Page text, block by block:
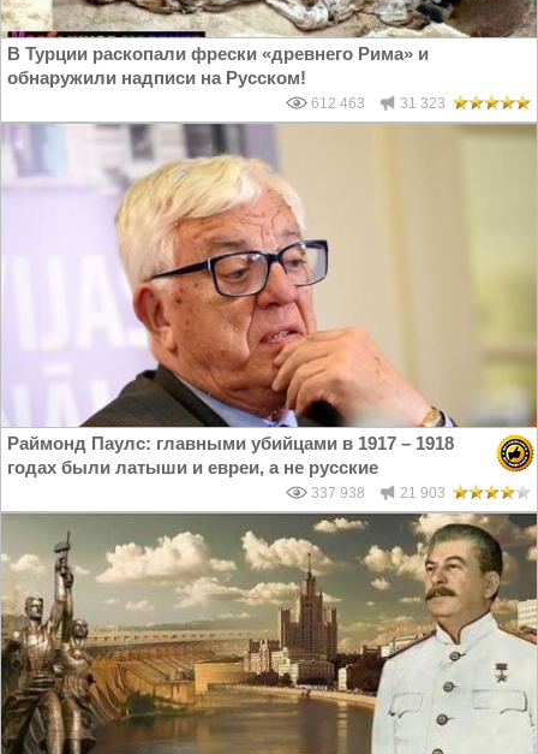
В Турции раскопали фрески «древнего Рима» и
обнаружили надписи на Русском!
612 463 31 323
Раймонд Паулс: главными убийцами в 1917 – 1918
годах были латыши и евреи, а не русские
337 938 21 903